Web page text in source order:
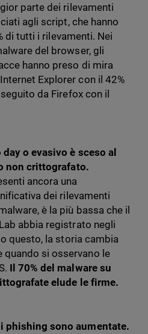
parte dei rilevamenti
agli script, che hanno
di tutti i rilevamenti. Nei
del browser, gli
hanno preso di mira
Explorer con il 42%
da Firefox con il
o evasivo è sceso al
non crittografato.
ancora una
dei rilevamenti
è la più bassa che il
abbia registrato negli
questo, la storia cambia
quando si osservano le
Il 70% del malware su
elude le firme.
phishing sono aumentate.